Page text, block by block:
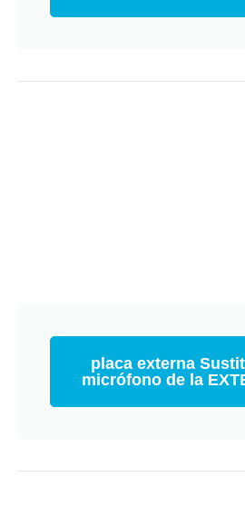
placa externa
micrófono de la